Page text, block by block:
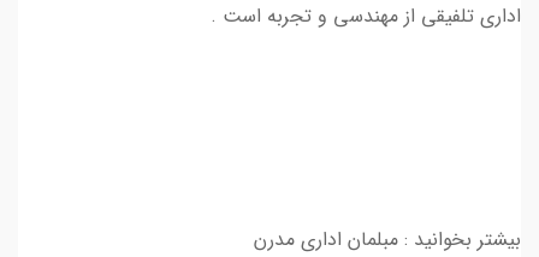
اداری تلفیقی از مهندسی و تجربه است .
بیشتر بخوانید : مبلمان اداری مدرن